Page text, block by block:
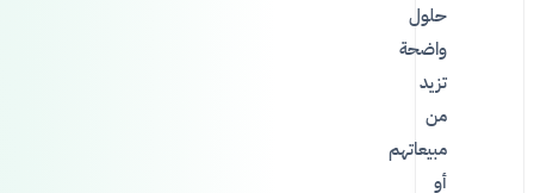
حلول
واضحة
تزيد
من
مبيعاتهم
أو